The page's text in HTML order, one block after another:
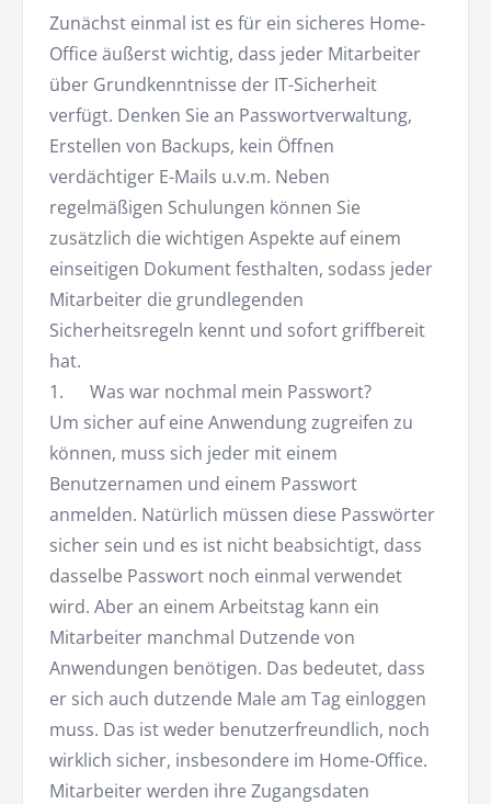
Zunächst einmal ist es für ein sicheres Home-
Office äußerst wichtig, dass jeder Mitarbeiter
über Grundkenntnisse der IT-Sicherheit
verfügt. Denken Sie an Passwortverwaltung,
Erstellen von Backups, kein Öffnen
verdächtiger E-Mails u.v.m. Neben
regelmäßigen Schulungen können Sie
zusätzlich die wichtigen Aspekte auf einem
einseitigen Dokument festhalten, sodass jeder
Mitarbeiter die grundlegenden
Sicherheitsregeln kennt und sofort griffbereit
hat.
1. Was war nochmal mein Passwort?
Um sicher auf eine Anwendung zugreifen zu
können, muss sich jeder mit einem
Benutzernamen und einem Passwort
anmelden. Natürlich müssen diese Passwörter
sicher sein und es ist nicht beabsichtigt, dass
dasselbe Passwort noch einmal verwendet
wird. Aber an einem Arbeitstag kann ein
Mitarbeiter manchmal Dutzende von
Anwendungen benötigen. Das bedeutet, dass
er sich auch dutzende Male am Tag einloggen
muss. Das ist weder benutzerfreundlich, noch
wirklich sicher, insbesondere im Home-Office.
Mitarbeiter werden ihre Zugangsdaten